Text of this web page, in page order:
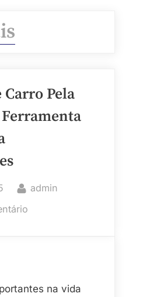
Carro Pela
By
admin
em
Placa:na vida